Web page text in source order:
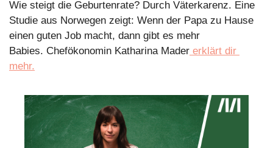
Wie steigt die Geburtenrate? Durch Väterkarenz. Eine
Studie aus Norwegen zeigt: Wenn der Papa zu Hause
einen guten Job macht, dann gibt es mehr
Babies. Chefökonomin Katharina Mader erklärt dir
mehr.